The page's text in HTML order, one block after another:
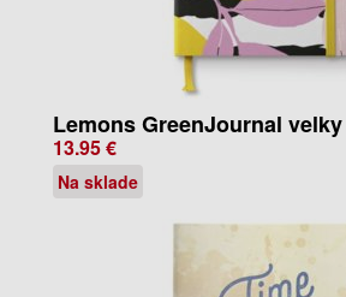
Lemons GreenJournal velky
13.95 €
Na sklade